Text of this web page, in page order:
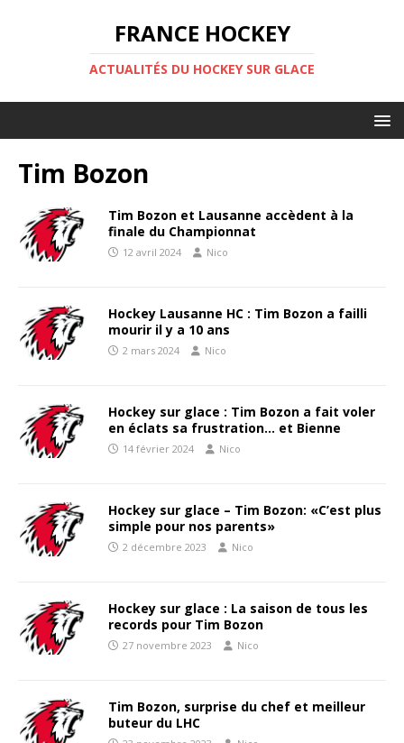
FRANCE HOCKEY
ACTUALITÉS DU HOCKEY SUR GLACE
Tim Bozon
Tim Bozon et Lausanne accèdent à la
finale du Championnat
12 avril 2024 Nico
Hockey Lausanne HC : Tim Bozon a failli
mourir il y a 10 ans
2 mars 2024 Nico
Hockey sur glace : Tim Bozon a fait voler
en éclats sa frustration… et Bienne
14 février 2024 Nico
Hockey sur glace – Tim Bozon: «C’est plus
simple pour nos parents»
2 décembre 2023 Nico
Hockey sur glace : La saison de tous les
records pour Tim Bozon
27 novembre 2023 Nico
Tim Bozon, surprise du chef et meilleur
buteur du LHC